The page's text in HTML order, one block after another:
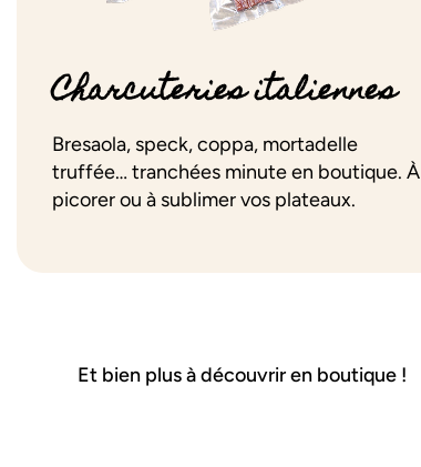
Charcuteries italiennes
Bresaola, speck, coppa, mortadelle
truffée… tranchées minute en boutique. À
picorer ou à sublimer vos plateaux.
Et bien plus à découvrir en boutique !